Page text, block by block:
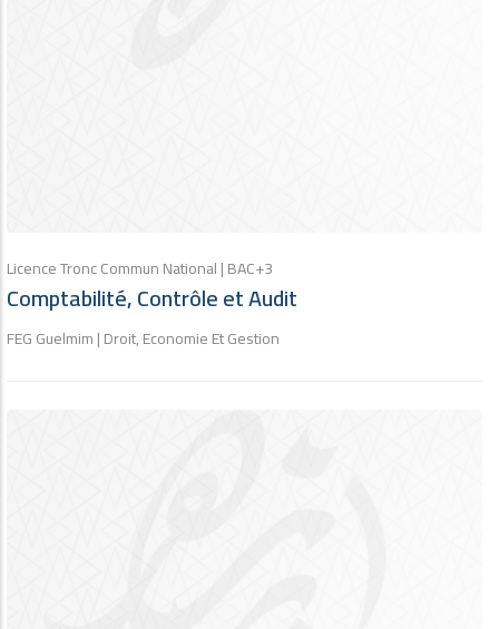
Licence Tronc Commun National | BAC+3
Comptabilité, Contrôle et Audit
FEG Guelmim | Droit, Economie Et Gestion